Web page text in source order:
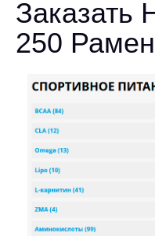
Заказать
250